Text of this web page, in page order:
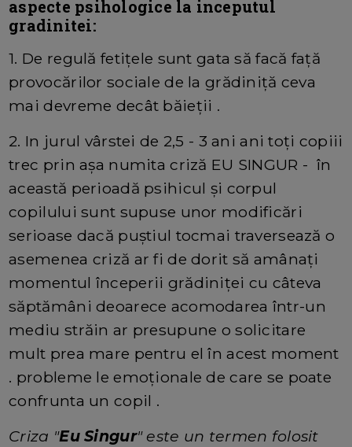
aspecte psihologice la inceputul
gradinitei:
1. De regulă fetițele sunt gata să facă față
provocărilor sociale de la grădiniță ceva
mai devreme decât băieții .
2. In jurul vârstei de 2,5 - 3 ani ani toți copiii
trec prin așa numita criză EU SINGUR - în
această perioadă psihicul și corpul
copilului sunt supuse unor modificări
serioase dacă puștiul tocmai traversează o
asemenea criză ar fi de dorit să amânați
momentul începerii grădiniței cu câteva
săptămâni deoarece acomodarea într-un
mediu străin ar presupune o solicitare
mult prea mare pentru el în acest moment
. probleme le emoționale de care se poate
confrunta un copil .
Criza "Eu Singur" este un termen folosit